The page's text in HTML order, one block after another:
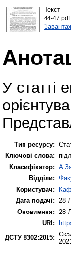
Текст
44-47.pdf
У статті
Тип ресурсу:
Ключові слова:
Класифікатор: A
Відділи:
Користувач:
Дата подачі:
28
Оновлення:
28
URI:
ДСТУ 8302:2015: